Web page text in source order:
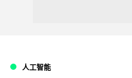
人工智能